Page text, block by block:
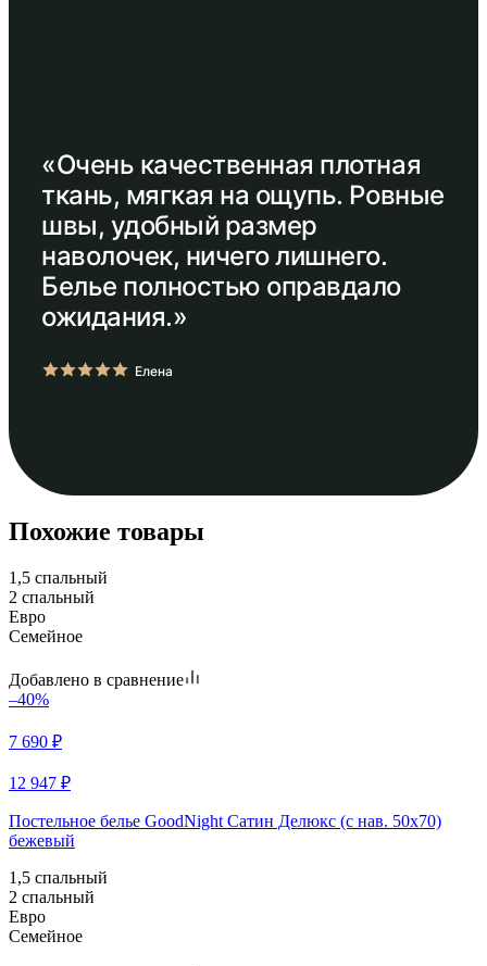
«Очень качественная плотная
ткань, мягкая на ощупь. Ровные
швы, удобный размер
наволочек, ничего лишнего.
Белье полностью оправдало
ожидания.»
Елена
Похожие товары
1,5 спальный
2 спальный
Евро
Семейное
Добавлено в сравнение
–40%
7 690 ₽
12 947 ₽
Постельное белье GoodNight Сатин Делюкс (с нав. 50х70)
бежевый
1,5 спальный
2 спальный
Евро
Семейное